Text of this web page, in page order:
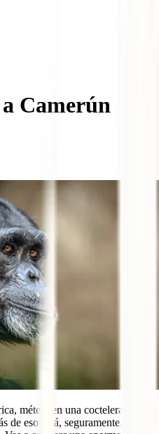
a Camerún
mételo en una coctelera y
de eso será, seguramente, algo